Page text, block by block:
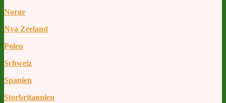
Norge
Nya Zeeland
Polen
Schweiz
Spanien
Storbritannien